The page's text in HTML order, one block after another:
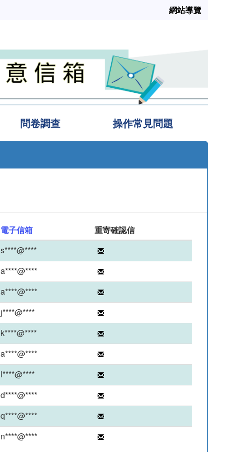
網站導覽
問卷調查 操作常見問題
電子信箱
重寄確認信
s****@****
a****@****
a****@****
j****@****
k****@****
a****@****
l****@****
d****@****
q****@****
n****@****